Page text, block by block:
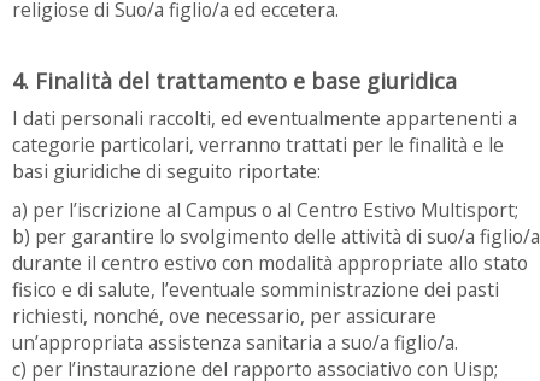
religiose di Suo/a figlio/a ed eccetera.
4. Finalità del trattamento e base giuridica
I dati personali raccolti, ed eventualmente appartenenti a
categorie particolari, verranno trattati per le finalità e le
basi giuridiche di seguito riportate:
a) per l’iscrizione al Campus o al Centro Estivo Multisport;
b) per garantire lo svolgimento delle attività di suo/a figlio/a
durante il centro estivo con modalità appropriate allo stato
fisico e di salute, l’eventuale somministrazione dei pasti
richiesti, nonché, ove necessario, per assicurare
un’appropriata assistenza sanitaria a suo/a figlio/a.
c) per l’instaurazione del rapporto associativo con Uisp;